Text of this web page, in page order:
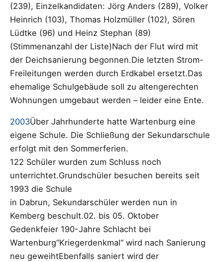
(239), Einzelkandidaten: Jörg Anders (289), Volker
Heinrich (103), Thomas Holzmüller (102), Sören
Lüdtke (96) und Heinz Stephan (89)
(Stimmenanzahl der Liste)Nach der Flut wird mit
der Deichsanierung begonnen.Die letzten Strom-
Freileitungen werden durch Erdkabel ersetzt.Das
ehemalige Schulgebäude soll zu altengerechten
Wohnungen umgebaut werden – leider eine Ente.
2003Über Jahrhunderte hatte Wartenburg eine
eigene Schule. Die Schließung der Sekundarschule
erfolgt mit den Sommerferien.
122 Schüler wurden zum Schluss noch
unterrichtet.Grundschüler besuchen bereits seit
1993 die Schule
in Dabrun, Sekundarschüler werden nun in
Kemberg beschult.02. bis 05. Oktober
Gedenkfeier 190-Jahre Schlacht bei
Wartenburg“Kriegerdenkmal“ wird nach Sanierung
neu geweihtEbenfalls saniert wird der